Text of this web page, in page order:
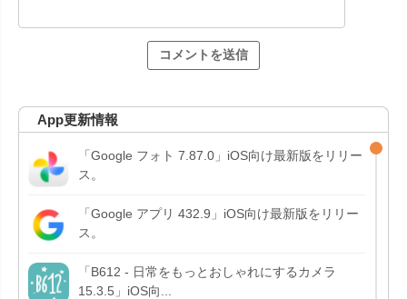
App更新情報
「Google フォト 7.87.0」iOS向け最新版をリリー
ス。
「Google アプリ 432.9」iOS向け最新版をリリー
ス。
「B612 - 日常をもっとおしゃれにするカメラ
15.3.5」iOS向...